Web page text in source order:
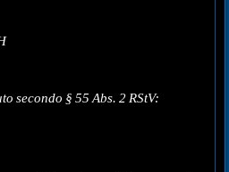
secondo § 55 Abs. 2 RStV: